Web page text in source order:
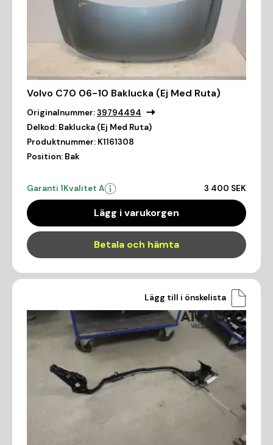
Volvo C70 06-10 Baklucka (Ej Med Ruta)
Originalnummer:39794494
Delkod: Baklucka (Ej Med Ruta)
Produktnummer: K1161308
Position: Bak
Garanti 1Kvalitet A 3 400 SEK
Lägg i varukorgen
Betala och hämta
Lägg till i önskelista